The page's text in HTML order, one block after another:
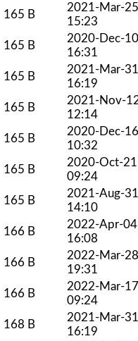
165 B
2021-Mar-25
15:23
165 B
2020-Dec-10
16:31
165 B
2021-Mar-31
16:19
165 B
2021-Nov-
12:14
165 B
2020-Dec-16
10:32
165 B
2020-Oct-21
09:24
165 B
2021-Aug-31
14:10
166 B
2022-Apr-04
16:08
166 B
2022-Mar-28
19:31
166 B
2022-Mar-17
09:24
168 B
2021-Mar-31
16:19